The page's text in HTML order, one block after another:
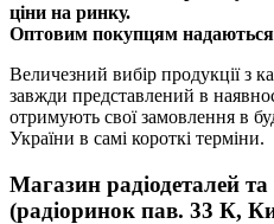
ціни на ринку.
Оптовим покупцям надаються
Величезний вибір продукції з
завжди представлений в
отримують свої замовлення в
України в самі короткі терміни.
Магазин радіодеталей та
(радіоринок пав. 33 К,